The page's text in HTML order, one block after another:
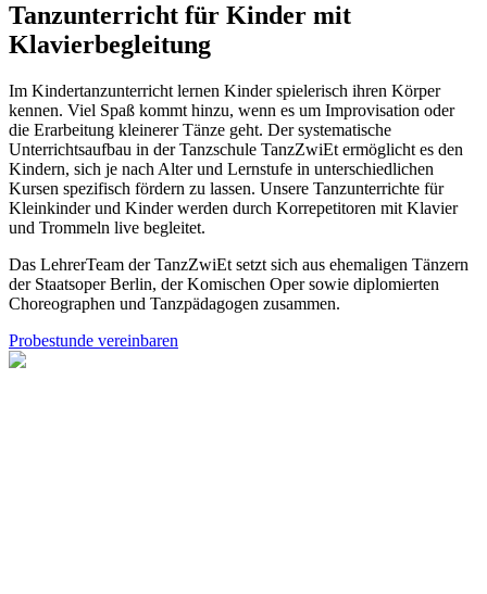
Tanzunterricht für Kinder mit
Klavierbegleitung
Im Kindertanzunterricht lernen Kinder spielerisch ihren Körper
kennen. Viel Spaß kommt hinzu, wenn es um Improvisation oder
die Erarbeitung kleinerer Tänze geht. Der systematische
Unterrichtsaufbau in der Tanzschule TanzZwiEt ermöglicht es den
Kindern, sich je nach Alter und Lernstufe in unterschiedlichen
Kursen spezifisch fördern zu lassen. Unsere Tanzunterrichte für
Kleinkinder und Kinder werden durch Korrepetitoren mit Klavier
und Trommeln live begleitet.
Das LehrerTeam der TanzZwiEt setzt sich aus ehemaligen Tänzern
der Staatsoper Berlin, der Komischen Oper sowie diplomierten
Choreographen und Tanzpädagogen zusammen.
Probestunde vereinbaren